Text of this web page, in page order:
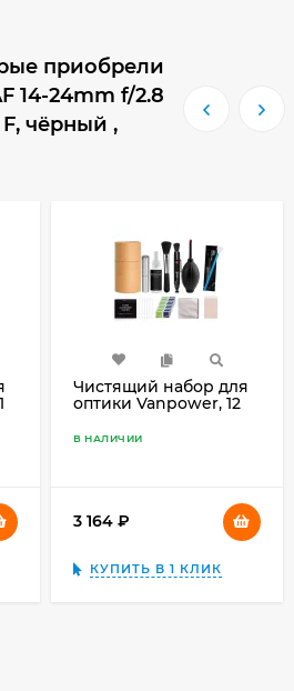
приобрели
14-24mm f/2.8
чёрный ,
Чистящий набор для
оптики Vanpower, 12
В НАЛИЧИИ
3 164
КУПИТЬ В 1 КЛИК